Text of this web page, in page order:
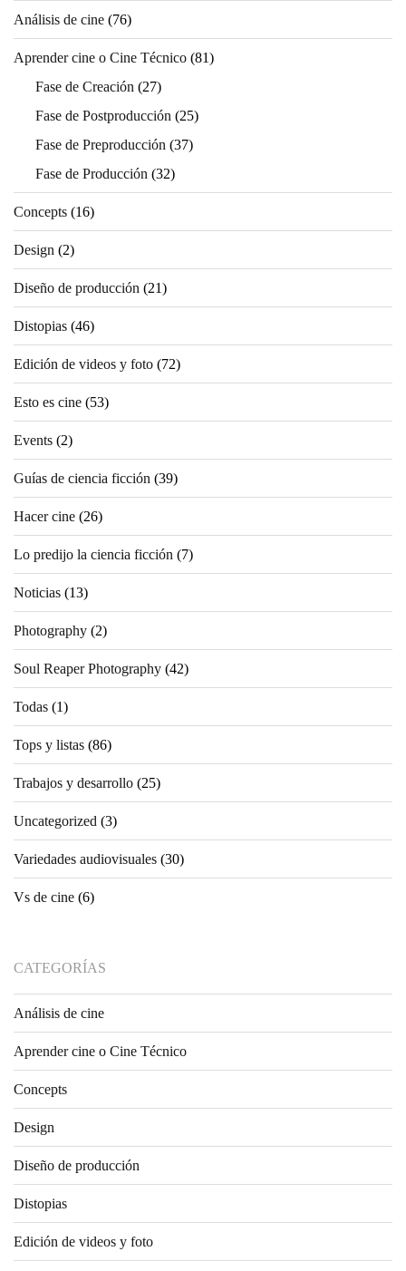
Análisis de cine (76)
Aprender cine o Cine Técnico (81)
Fase de Creación (27)
Fase de Postproducción (25)
Fase de Preproducción (37)
Fase de Producción (32)
Concepts (16)
Design (2)
Diseño de producción (21)
Distopias (46)
Edición de videos y foto (72)
Esto es cine (53)
Events (2)
Guías de ciencia ficción (39)
Hacer cine (26)
Lo predijo la ciencia ficción (7)
Noticias (13)
Photography (2)
Soul Reaper Photography (42)
Todas (1)
Tops y listas (86)
Trabajos y desarrollo (25)
Uncategorized (3)
Variedades audiovisuales (30)
Vs de cine (6)
CATEGORÍAS
Análisis de cine
Aprender cine o Cine Técnico
Concepts
Design
Diseño de producción
Distopias
Edición de videos y foto